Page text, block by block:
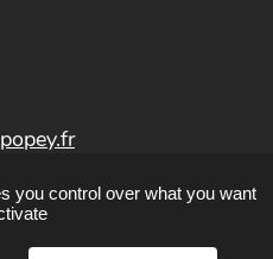
you control over what you want